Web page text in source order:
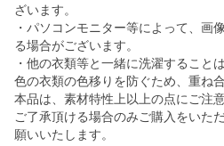
ざいます。
・パソコンモニター等によって、画
る場合がございます。
・他の衣類等と一緒に洗濯すること
色の衣類の色移りを防ぐため、重ね
本品は、素材特性上以上の点にご注意
ご了承頂ける場合のみご購入をいた
願いいたします。